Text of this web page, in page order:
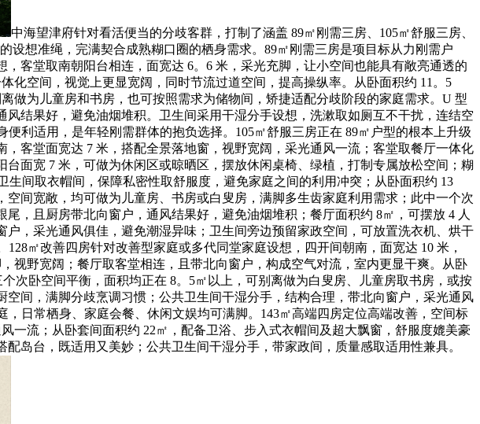
中海望津府针对看活便当的分歧客群，打制了涵盖 89㎡刚需三房、105㎡舒服三房、
设想准绳，完满契合成熟糊口圈的栖身需求。89㎡刚需三房是项目标从力刚需户
客堂取南朝阳台相连，面宽达 6。6 米，采光充脚，让小空间也能具有敞亮通透的
化空间，视觉上更显宽阔，同时节流过道空间，提高操纵率。从卧面积约 11。5
做为儿童房和书房，也可按照需求为储物间，矫捷适配分歧阶段的家庭需求。U 型
结果好，避免油烟堆积。卫生间采用干湿分手设想，洗漱取如厕互不干扰，连结空
利适用，是年轻刚需群体的抱负选择。105㎡舒服三房正在 89㎡户型的根本上升级
客堂面宽达 7 米，搭配全景落地窗，视野宽阔，采光通风一流；客堂取餐厅一体化
面宽 7 米，可做为休闲区或晾晒区，摆放休闲桌椅、绿植，打制专属放松空间；糊
间取衣帽间，保障私密性取舒服度，避免家庭之间的利用冲突；从卧面积约 13
间宽敞，均可做为儿童房、书房或白叟房，满脚多生齿家庭利用需求；此中一个次
，且厨房带北向窗户，通风结果好，避免油烟堆积；餐厅面积约 8㎡，可摆放 4 人
，采光通风俱佳，避免潮湿异味；卫生间旁边预留家政空间，可放置洗衣机、烘干
㎡改善四房针对改善型家庭或多代同堂家庭设想，四开间朝南，面宽达 10 米，
视野宽阔；餐厅取客堂相连，且带北向窗户，构成空气对流，室内更显干爽。从卧
次卧空间平衡，面积均正在 8。5㎡以上，可别离做为白叟房、儿童房取书房，或按
间，满脚分歧烹调习惯；公共卫生间干湿分手，结构合理，带北向窗户，采光通风
日常栖身、家庭会餐、休闲文娱均可满脚。143㎡高端四房定位高端改善，空间标
一流；从卧套间面积约 22㎡，配备卫浴、步入式衣帽间及超大飘窗，舒服度媲美豪
岛台，既适用又美妙；公共卫生间干湿分手，带家政间，质量感取适用性兼具。